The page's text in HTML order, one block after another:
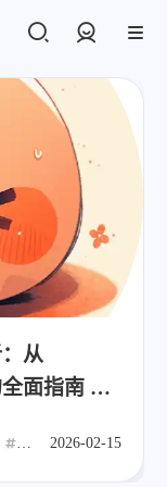
从
面指南 🚀
游戏开发 C++
2026-02-15